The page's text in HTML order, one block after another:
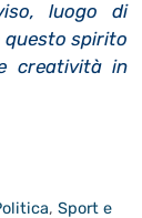
luogo di
questo spirito
creatività in
,Sport e